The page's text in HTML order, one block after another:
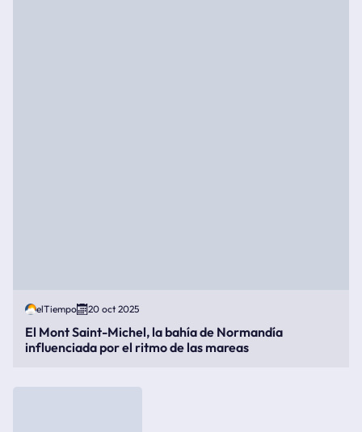
elTiempo 20 oct 2025
El Mont Saint-Michel, la bahía de Normandía
influenciada por el ritmo de las mareas